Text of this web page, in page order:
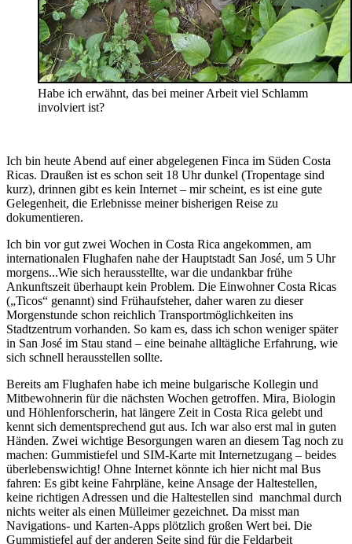
Habe ich erwähnt, das bei meiner Arbeit viel Schlamm
involviert ist?
Ich bin heute Abend auf einer abgelegenen Finca im Süden Costa
Ricas. Draußen ist es schon seit 18 Uhr dunkel (Tropentage sind
kurz), drinnen gibt es kein Internet – mir scheint, es ist eine gute
Gelegenheit, die Erlebnisse meiner bisherigen Reise zu
dokumentieren.
Ich bin vor gut zwei Wochen in Costa Rica angekommen, am
internationalen Flughafen nahe der Hauptstadt San José, um 5 Uhr
morgens...Wie sich herausstellte, war die undankbar frühe
Ankunftszeit überhaupt kein Problem. Die Einwohner Costa Ricas
(„Ticos“ genannt) sind Frühaufsteher, daher waren zu dieser
Morgenstunde schon reichlich Transportmöglichkeiten ins
Stadtzentrum vorhanden. So kam es, dass ich schon weniger später
in San José im Stau stand – eine beinahe alltägliche Erfahrung, wie
sich schnell herausstellen sollte.
Bereits am Flughafen habe ich meine bulgarische Kollegin und
Mitbewohnerin für die nächsten Wochen getroffen. Mira, Biologin
und Höhlenforscherin, hat längere Zeit in Costa Rica gelebt und
kennt sich dementsprechend gut aus. Ich war also erst mal in guten
Händen. Zwei wichtige Besorgungen waren an diesem Tag noch zu
machen: Gummistiefel und SIM-Karte mit Internetzugang – beides
überlebenswichtig! Ohne Internet könnte ich hier nicht mal Bus
fahren: Es gibt keine Fahrpläne, keine Ansage der Haltestellen,
keine richtigen Adressen und die Haltestellen sind manchmal durch
nichts weiter als einen Mülleimer gezeichnet. Da misst man
Navigations- und Karten-Apps plötzlich großen Wert bei. Die
Gummistiefel auf der anderen Seite sind für die Feldarbeit